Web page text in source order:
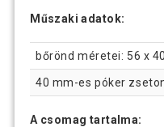
Műszaki adatok:
bőrönd méretei: 56 x
40 mm-es póker
A csomag tartalma: